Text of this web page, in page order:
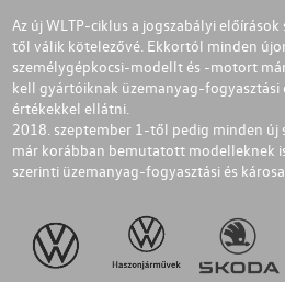
Az új WLTP-ciklus a jogszabályi
től válik kötelezővé. Ekkortól minden
személygépkocsi-modellt és -motort
kell gyártóiknak üzemanyag-fogyasztási
értékekkel ellátni.
2018. szeptember 1-től pedig minden új
már korábban bemutatott modelleknek
szerinti üzemanyag-fogyasztási és